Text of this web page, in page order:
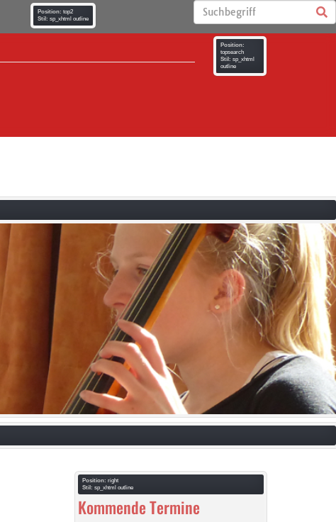
Position: top2
Stil: sp_xhtml outline
JAG Termine am JAG
Position:
topsearch
Stil: sp_xhtml
outline
Position: right
Stil: sp_xhtml outline
Kommende Termine